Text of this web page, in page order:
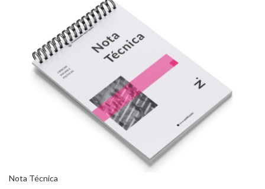
Nota Técnica